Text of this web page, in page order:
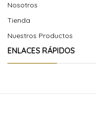
Nosotros
Tienda
Nuestros Productos
ENLACES RÁPIDOS